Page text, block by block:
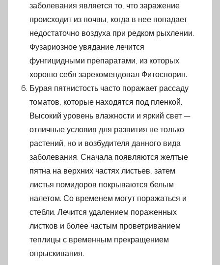
заболевания является то, что заражение
происходит из почвы, когда в нее попадает
недостаточно воздуха при редком рыхлении.
Фузариозное увядание лечится
фунгицидными препаратами, из которых
хорошо себя зарекомендовал Фитоспорин.
Бурая пятнистость часто поражает рассаду
томатов, которые находятся под пленкой.
Высокий уровень влажности и яркий свет —
отличные условия для развития не только
растений, но и возбудителя данного вида
заболевания. Сначала появляются желтые
пятна на верхних частях листьев, затем
листья помидоров покрываются белым
налетом. Со временем могут поражаться и
стебли. Лечится удалением пораженных
листков и более частым проветриванием
теплицы с временным прекращением
опрыскивания.